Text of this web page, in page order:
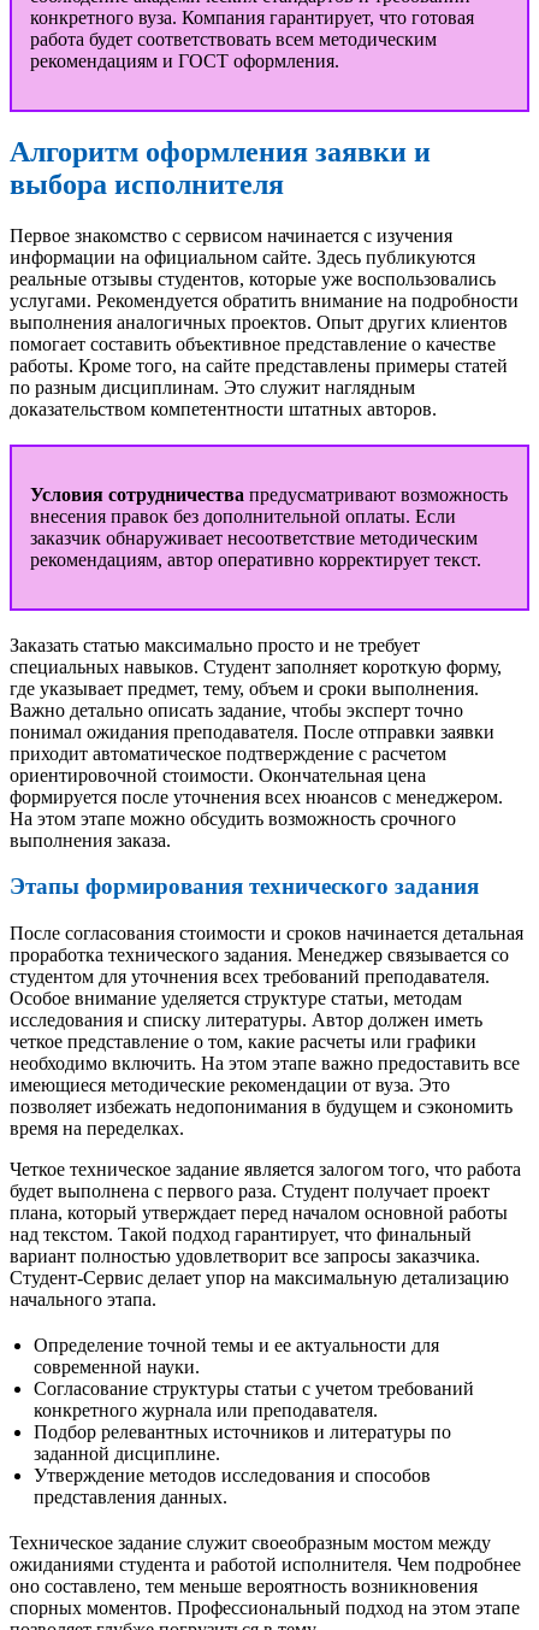
конкретного вуза. Компания гарантирует, что готовая
работа будет соответствовать всем методическим
рекомендациям и ГОСТ оформления.
Алгоритм оформления заявки и
выбора исполнителя
Первое знакомство с сервисом начинается с изучения
информации на официальном сайте. Здесь публикуются
реальные отзывы студентов, которые уже воспользовались
услугами. Рекомендуется обратить внимание на подробности
выполнения аналогичных проектов. Опыт других клиентов
помогает составить объективное представление о качестве
работы. Кроме того, на сайте представлены примеры статей
по разным дисциплинам. Это служит наглядным
доказательством компетентности штатных авторов.
Условия сотрудничества предусматривают возможность
внесения правок без дополнительной оплаты. Если
заказчик обнаруживает несоответствие методическим
рекомендациям, автор оперативно корректирует текст.
Заказать статью максимально просто и не требует
специальных навыков. Студент заполняет короткую форму,
где указывает предмет, тему, объем и сроки выполнения.
Важно детально описать задание, чтобы эксперт точно
понимал ожидания преподавателя. После отправки заявки
приходит автоматическое подтверждение с расчетом
ориентировочной стоимости. Окончательная цена
формируется после уточнения всех нюансов с менеджером.
На этом этапе можно обсудить возможность срочного
выполнения заказа.
Этапы формирования технического задания
После согласования стоимости и сроков начинается детальная
проработка технического задания. Менеджер связывается со
студентом для уточнения всех требований преподавателя.
Особое внимание уделяется структуре статьи, методам
исследования и списку литературы. Автор должен иметь
четкое представление о том, какие расчеты или графики
необходимо включить. На этом этапе важно предоставить все
имеющиеся методические рекомендации от вуза. Это
позволяет избежать недопонимания в будущем и сэкономить
время на переделках.
Четкое техническое задание является залогом того, что работа
будет выполнена с первого раза. Студент получает проект
плана, который утверждает перед началом основной работы
над текстом. Такой подход гарантирует, что финальный
вариант полностью удовлетворит все запросы заказчика.
Студент-Сервис делает упор на максимальную детализацию
начального этапа.
Определение точной темы и ее актуальности для
современной науки.
Согласование структуры статьи с учетом требований
конкретного журнала или преподавателя.
Подбор релевантных источников и литературы по
заданной дисциплине.
Утверждение методов исследования и способов
представления данных.
Техническое задание служит своеобразным мостом между
ожиданиями студента и работой исполнителя. Чем подробнее
оно составлено, тем меньше вероятность возникновения
спорных моментов. Профессиональный подход на этом этапе